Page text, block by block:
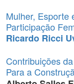
Mulher, Esporte
Participação
Ricardo Ricci
Contribuições
Para a